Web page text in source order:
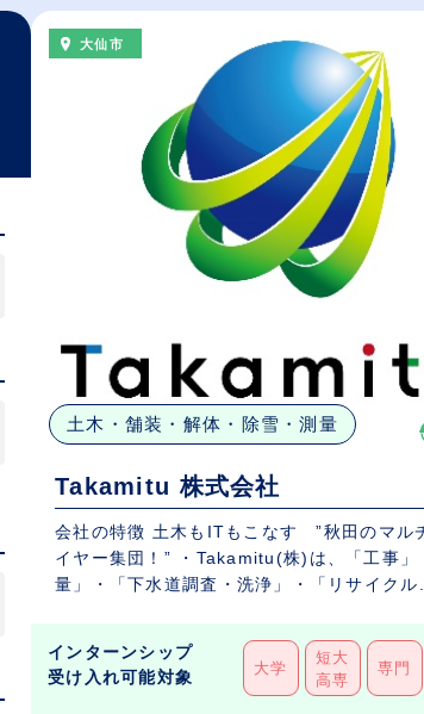
大仙市
土木・舗装・解体・除雪・測量
Takamitu 株式会社
会社の特徴 土木もITもこなす ”秋田のマル
イヤー集団！” ・Takamitu(株)は、「工事」
量」・「下水道調査・洗浄」・「リサイクル
インターンシップ
受け入れ可能対象
大学
短大
高専
専門